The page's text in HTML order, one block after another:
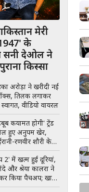
मेरी
के
सनी देओल ने
किस्सा
अरोड़ा ने खरीदी नई
तिलक लगाकर
वीडियो वायरल
कयामत होगी' ट्रेंड
हुए अनुपम खेर,
रणवीर शौरी के
वायरल
में खत्म हुई दूरियां,
और श्रेया कालरा ने
किया पैचअप; खास
फैंस का दिल